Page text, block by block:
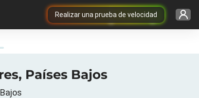
Realizar una prueba de velocidad
Países Bajos